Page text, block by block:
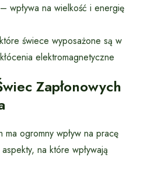
– wpływa na wielkość i energię
świece wyposażone są w
elektromagnetyczne
Zapłonowych
ma ogromny wpływ na pracę
na które wpływają